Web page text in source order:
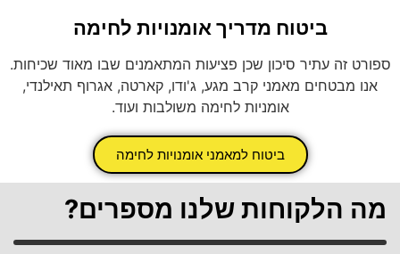
ביטוח מדריך אומנויות לחימה
ספורט זה עתיר סיכון שכן פציעות המתאמנים שבו מאוד שכיחות.
אנו מבטחים מאמני קרב מגע, ג'ודו, קארטה, אגרוף תאילנדי,
אומניות לחימה משולבות ועוד.
ביטוח למאמני אומנויות לחימה
מה הלקוחות שלנו מספרים?